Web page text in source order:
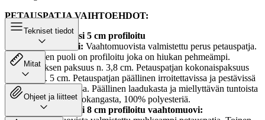
PETAUSPATJA VAIHTOEHDOT:
UNIA Pronssi 5 cm profiloitu
vaahtomuovi: Vaahtomuovista valmistettu perus petauspatja.
Toinen puoli on profiloitu joka on hiukan pehmeämpi.
Sisuksen paksuus n. 3,8 cm. Petauspatjan kokonaispaksuus
on n. 5 cm. Petauspatjan päällinen irroitettavissa ja pestävissä
40° vesipesussa. Päällinen laadukasta ja miellyttävän tuntoista
valkoista joustokangasta, 100% polyesteriä.
UNIA Pronssi 8 cm profiloitu vaahtomuovi:
Tekniset tiedot
Mitat
Ohjeet ja liitteet